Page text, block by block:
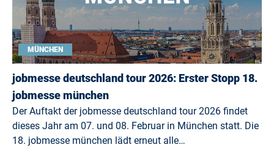
MÜNCHEN
jobmesse deutschland tour 2026: Erster Stopp 18.
jobmesse münchen
Der Auftakt der jobmesse deutschland tour 2026 findet
dieses Jahr am 07. und 08. Februar in München statt. Die
18. jobmesse münchen lädt erneut alle…